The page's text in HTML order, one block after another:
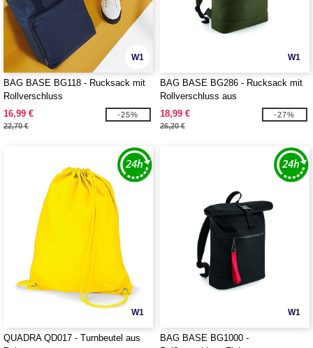
W1
BAG BASE BG118 - Rucksack mit
Rollverschluss
16,99 €
22,70 €
-25%
W1
BAG BASE BG286 - Rucksack mit
Rollverschluss aus
Recyclingmaterial
18,99 €
26,20 €
-27%
W1
QUADRA QD017 - Turnbeutel aus
W1
BAG BASE BG1000 -